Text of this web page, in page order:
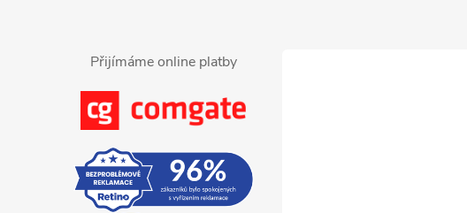
Přijímáme online platby